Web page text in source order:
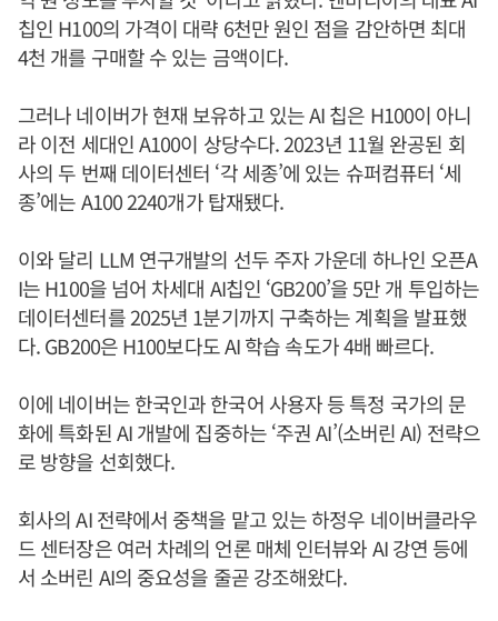
칩인 H100의 가격이 대략 6천만 원인 점을 감안하면 최대
4천 개를 구매할 수 있는 금액이다.
그러나 네이버가 현재 보유하고 있는 AI 칩은 H100이 아니
라 이전 세대인 A100이 상당수다. 2023년 11월 완공된 회
사의 두 번째 데이터센터 ‘각 세종’에 있는 슈퍼컴퓨터 ‘세
종’에는 A100 2240개가 탑재됐다.
이와 달리 LLM 연구개발의 선두 주자 가운데 하나인 오픈A
I는 H100을 넘어 차세대 AI칩인 ‘GB200’을 5만 개 투입하는
데이터센터를 2025년 1분기까지 구축하는 계획을 발표했
다. GB200은 H100보다도 AI 학습 속도가 4배 빠르다.
이에 네이버는 한국인과 한국어 사용자 등 특정 국가의 문
화에 특화된 AI 개발에 집중하는 ‘주권 AI’(소버린 AI) 전략으
로 방향을 선회했다.
회사의 AI 전략에서 중책을 맡고 있는 하정우 네이버클라우
드 센터장은 여러 차례의 언론 매체 인터뷰와 AI 강연 등에
서 소버린 AI의 중요성을 줄곧 강조해왔다.